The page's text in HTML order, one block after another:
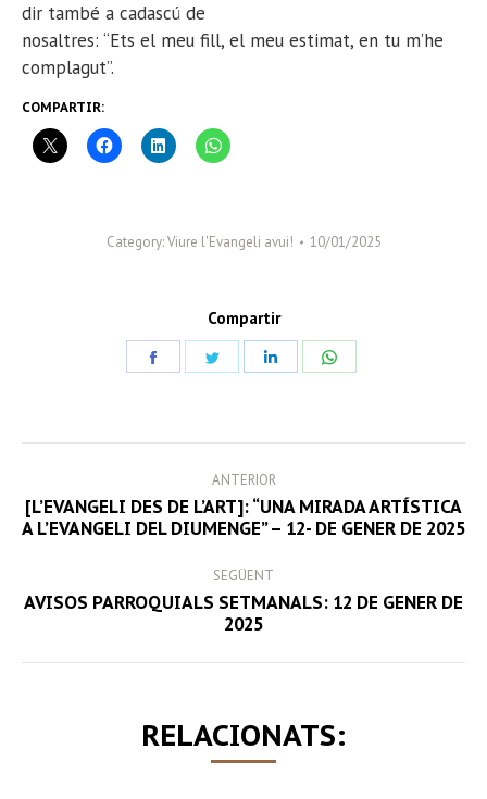
dir també a cadascú de
nosaltres: “Ets el meu fill, el meu estimat, en tu m’he
complagut”.
COMPARTIR:
Category:Viure l'Evangeli avui! 10/01/2025
Compartir
NAVIGATION
ANTERIOR
Previous
[L’EVANGELI DES DE L’ART]: “UNA MIRADA ARTÍSTICA
A L’EVANGELI DEL DIUMENGE” – 12- DE GENER DE 2025
SEGÜENT
Next
AVISOS PARROQUIALS SETMANALS: 12 DE GENER DE
2025
RELACIONATS: